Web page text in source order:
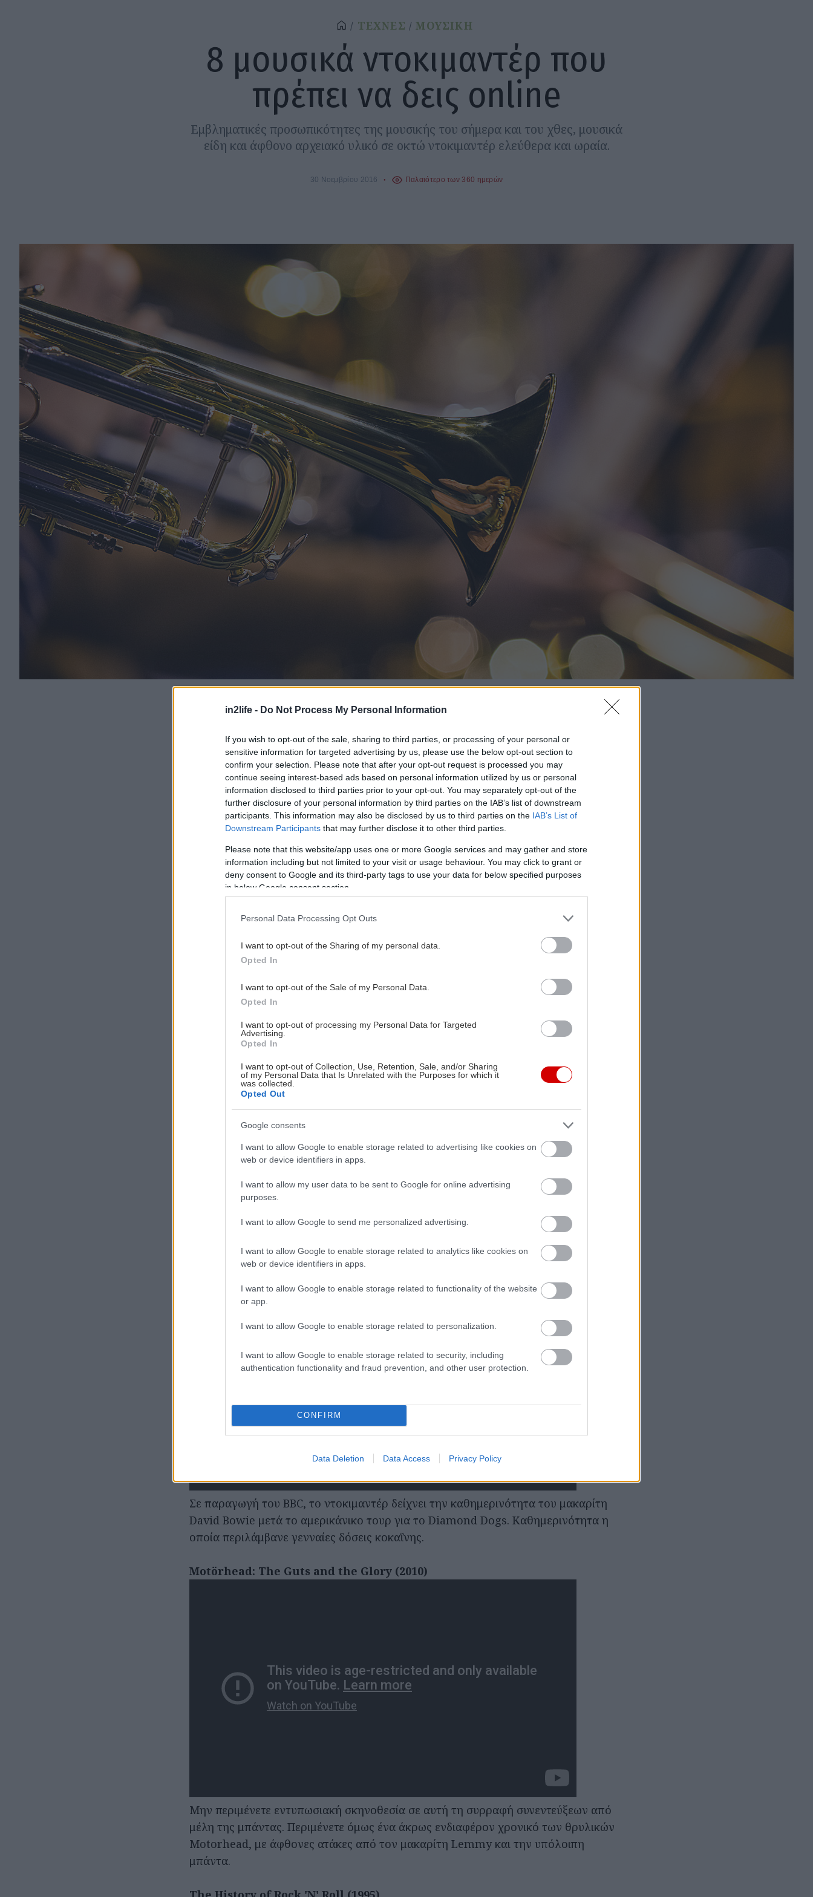
in2life - Do Not Process My Personal Information
If you wish to opt-out of the sale, sharing to third parties, or processing of your personal or
sensitive information for targeted advertising by us, please use the below opt-out section to
confirm your selection. Please note that after your opt-out request is processed you may
continue seeing interest-based ads based on personal information utilized by us or personal
information disclosed to third parties prior to your opt-out. You may separately opt-out of the
further disclosure of your personal information by third parties on the IAB’s list of downstream
participants. This information may also be disclosed by us to third parties on the IAB’s List of
Downstream Participants that may further disclose it to other third parties.
Please note that this website/app uses one or more Google services and may gather and store
information including but not limited to your visit or usage behaviour. You may click to grant or
deny consent to Google and its third-party tags to use your data for below specified purposes
in below Google consent section.
Personal Data Processing Opt Outs
I want to opt-out of the Sharing of my personal data.
Opted In
I want to opt-out of the Sale of my Personal Data.
Opted In
I want to opt-out of processing my Personal Data for Targeted
Advertising.
Opted In
I want to opt-out of Collection, Use, Retention, Sale, and/or Sharing
of my Personal Data that Is Unrelated with the Purposes for which it
was collected.
Opted Out
Google consents
I want to allow Google to enable storage related to advertising like cookies on
web or device identifiers in apps.
I want to allow my user data to be sent to Google for online advertising
purposes.
I want to allow Google to send me personalized advertising.
I want to allow Google to enable storage related to analytics like cookies on
web or device identifiers in apps.
I want to allow Google to enable storage related to functionality of the website
or app.
I want to allow Google to enable storage related to personalization.
I want to allow Google to enable storage related to security, including
authentication functionality and fraud prevention, and other user protection.
CONFIRM
Data Deletion Data Access Privacy Policy
ΤΕΧΝΕΣ ΜΟΥΣΙΚΗ
8 μουσικά ντοκιμαντέρ που
πρέπει να δεις online
Εμβληματικές προσωπικότητες της μουσικής του σήμερα και του χθες, μουσικά
είδη και άφθονο αρχειακό υλικό σε οκτώ ντοκιμαντέρ ελεύθερα και ωραία.
30 Νοεμβρίου 2016 Παλαιότερο των 360 ημερών
Ε
ίναι ωραία η μουσική. Και πραγματικά απορούμε με όσους δεν ακούν
συστηματικά και δηλώνουν «περιστασιακοί» λάτρεις της. Για τους φαν,
η μουσική είναι ιδέα και τα μουσικά ντοκιμαντέρ αφορμές για να
εμπλουτίσουν τις γνώσεις τους και να έρθουν αντιμέτωποι με άγνωστες
πτυχές της ζωής των μουσικών.
Οκτώ τέτοια μουσικά ντοκιμαντέρ βρήκαμε να κυκλοφορούν στο Youtube και σας
προτείνουμε να τα δείτε. Κι ας μην τα κατεβάσουν.
Cracked Actor (1975)
Σε παραγωγή του BBC, το ντοκιμαντέρ δείχνει την καθημερινότητα του μακαρίτη
David Bowie μετά το αμερικάνικο τουρ για το Diamond Dogs. Καθημερινότητα η
οποία περιλάμβανε γενναίες δόσεις κοκαΐνης.
Motörhead: The Guts and the Glory (2010)
Μην περιμένετε εντυπωσιακή σκηνοθεσία σε αυτή τη συρραφή συνεντεύξεων από
μέλη της μπάντας. Περιμένετε όμως ένα άκρως ενδιαφέρον χρονικό των θρυλικών
Motorhead, με άφθονες ατάκες από τον μακαρίτη Lemmy και την υπόλοιπη
μπάντα.